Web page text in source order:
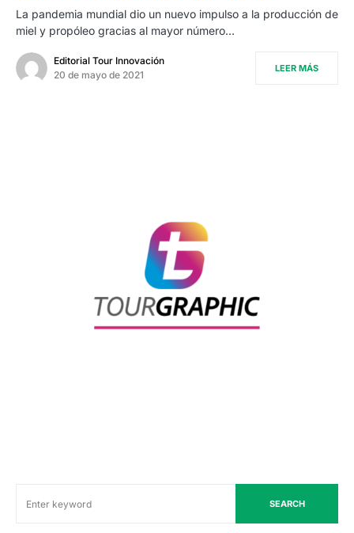
La pandemia mundial dio un nuevo impulso a la producción de
miel y propóleo gracias al mayor número…
Editorial Tour Innovación
20 de mayo de 2021
LEER MÁS
SEARCH